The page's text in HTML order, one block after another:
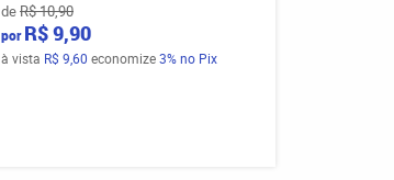
deR$ 10,90
por R$ 9,90
à vista R$ 9,60 economize3%no Pix